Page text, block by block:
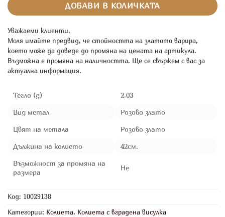
ДОБАВИ В КОЛИЧКАТА
Уважаеми клиенти,
Моля имайте предвид, че стойността на златото варира,
което може да доведе до промяна на цената на артикула.
Възможна е промяна на наличността. Ще се свържем с вас за
актуална информация.
Тегло (g)
2,03
Вид метал
Розово злато
Цвят на метала
Розово злато
Дължина на колието
42см.
Възможност за промяна на
размера
Не
Код: 10029138
Категории: Колиета, Колиета с вградена висулка